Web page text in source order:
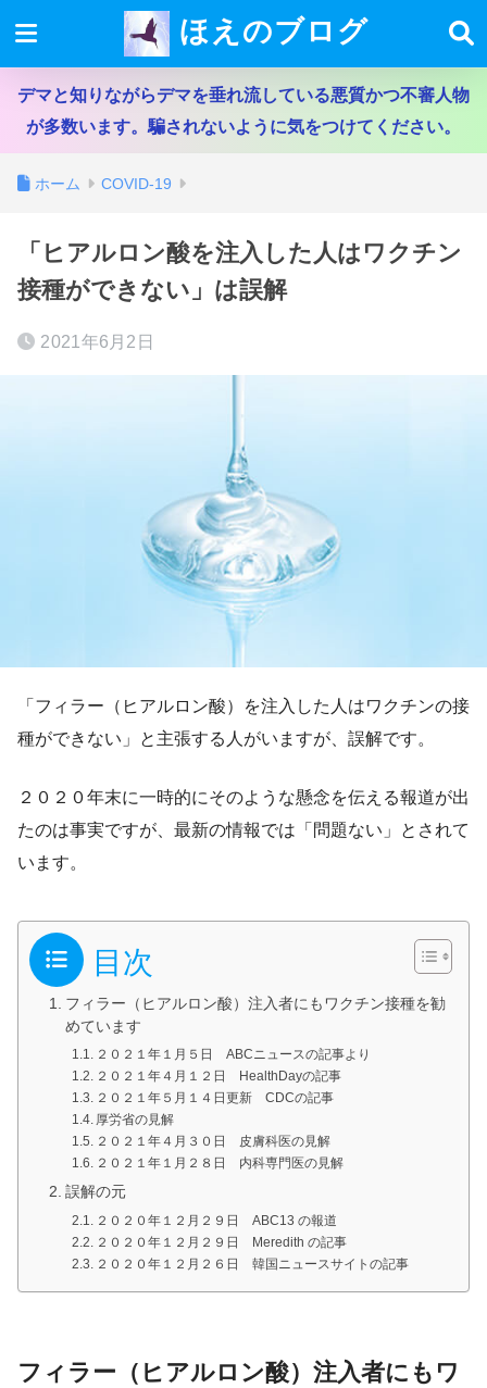
ほえのブログ
デマと知りながらデマを垂れ流している悪質かつ不審人物
が多数います。騙されないように気をつけてください。
ホーム COVID-19
「ヒアルロン酸を注入した人はワクチン
接種ができない」は誤解
2021年6月2日
「フィラー（ヒアルロン酸）を注入した人はワクチンの接
種ができない」と主張する人がいますが、誤解です。
２０２０年末に一時的にそのような懸念を伝える報道が出
たのは事実ですが、最新の情報では「問題ない」とされて
います。
目次
フィラー（ヒアルロン酸）注入者にもワクチン接種を勧
めています
２０２１年１月５日 ABCニュースの記事より
２０２１年４月１２日 HealthDayの記事
２０２１年５月１４日更新 CDCの記事
厚労省の見解
２０２１年４月３０日 皮膚科医の見解
２０２１年１月２８日 内科専門医の見解
誤解の元
２０２０年１２月２９日 ABC13 の報道
２０２０年１２月２９日 Meredith の記事
２０２０年１２月２６日 韓国ニュースサイトの記事
フィラー（ヒアルロン酸）注入者にもワ